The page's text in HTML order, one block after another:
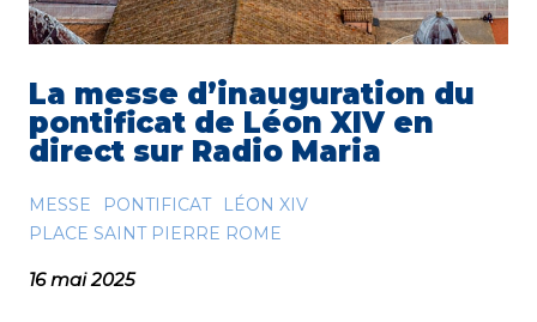
La messe d’inauguration du
pontificat de Léon XIV en
direct sur Radio Maria
MESSE PONTIFICAT
LÉON XIV
PLACE SAINT PIERRE ROME
16 mai 2025